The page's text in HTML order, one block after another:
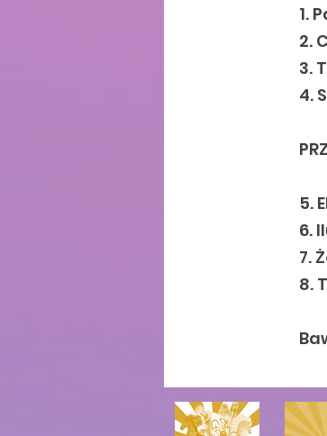
1.
2.
3.
4.
5.
6.
7.
8.